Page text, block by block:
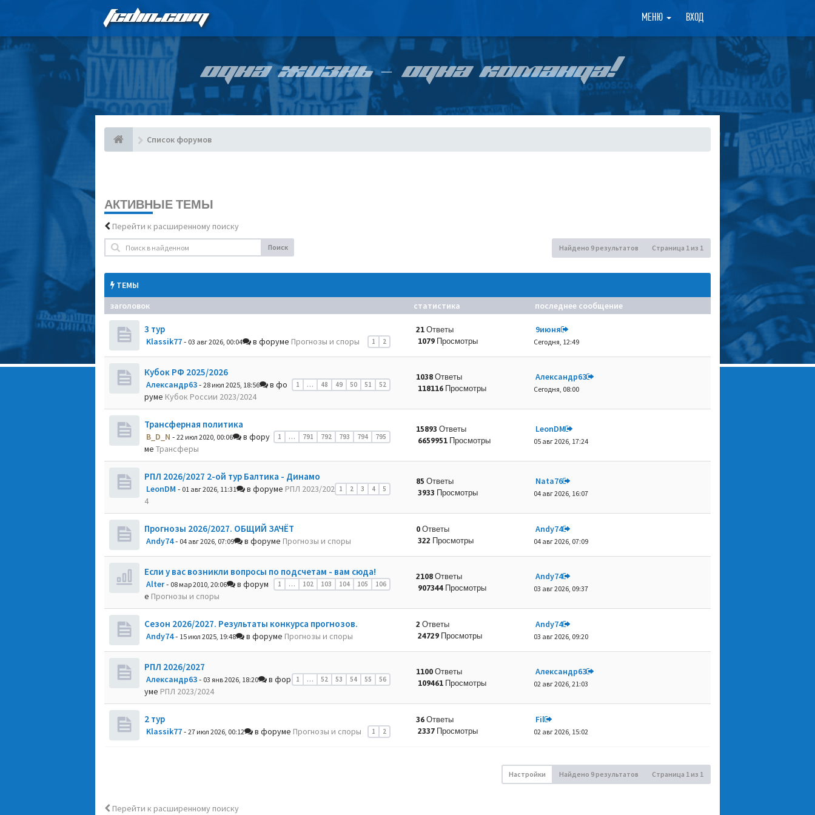
FCDIN.COM МЕНЮ ВХОД ×
ОДНА ЖИЗНЬ – ОДНА КОМАНДА!
Список форумов
АКТИВНЫЕ ТЕМЫ
Перейти к расширенному поиску
Поиск Найдено 9 результатов Страница 1из 1
ТЕМЫ
заголовок
статистика последнее сообщение
3 тур
1 2
Klassik77- 03 авг 2026, 00:04 в форуме Прогнозы и споры
21 Ответы
1079 Просмотры
9июня
Сегодня, 12:49
Кубок РФ 2025/2026
1 … 48 49 50 51 52
Александр63- 28 июл 2025, 18:56
в фо
руме Кубок России 2023/2024
1038 Ответы
118116 Просмотры
Александр63
Сегодня, 08:00
Трансферная политика
1 … 791 792 793 794 795
B_D_N - 22 июл 2020, 00:06
в фору
ме Трансферы
15893 Ответы
6659951 Просмотры
LeonDM
05 авг 2026, 17:24
РПЛ 2026/2027 2-ой тур Балтика - Динамо
1 2 3 4 5
LeonDM - 01 авг 2026, 11:31 в форуме РПЛ 2023/202
4
85 Ответы
3933 Просмотры
Nata76
04 авг 2026, 16:07
Прогнозы 2026/2027. ОБЩИЙ ЗАЧЁТ
Andy74- 04 авг 2026, 07:09 в форуме Прогнозы и споры
0 Ответы
322 Просмотры
Andy74
04 авг 2026, 07:09
Если у вас возникли вопросы по подсчетам - вам сюда!
1 … 102 103 104 105 106
Alter- 08 мар 2010, 20:06
в форум
е Прогнозы и споры
2108 Ответы
907344 Просмотры
Andy74
03 авг 2026, 09:37
Сезон 2026/2027. Результаты конкурса прогнозов.
Andy74- 15 июл 2025, 19:48 в форуме Прогнозы и споры
2 Ответы
24729 Просмотры
Andy74
03 авг 2026, 09:20
РПЛ 2026/2027
1 … 52 53 54 55 56
Александр63- 03 янв 2026, 18:20
в фор
уме РПЛ 2023/2024
1100 Ответы
109461 Просмотры
Александр63
02 авг 2026, 21:03
2 тур
1 2
Klassik77- 27 июл 2026, 00:12 в форуме Прогнозы и споры
36 Ответы
2337 Просмотры
Fil
02 авг 2026, 15:02
Настройки Найдено 9 результатов Страница 1из 1
Перейти к расширенному поиску